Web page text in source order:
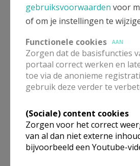
Meer
Artikel
Deel dit artikel
gebruiksvoorwaarden voor
of om je instellingen te
Functionele cookies
AAN
Zorgen dat de basisfuncties
portaal correct werken en
toe via de anonieme
gebruik deze verder te
(Sociale) content cookies
Zorgen voor het correct
van al dan niet externe
bijvoorbeeld een Youtube-